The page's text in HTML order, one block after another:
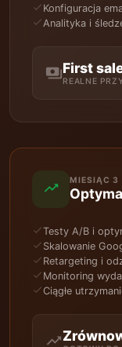
check Konfiguracja
check Analityka i
paymentsFirst
REALNE
trending_up MIESIĄC 3
checkTesty A/B i
check Skalowanie
check Retargeting i
check Monitoring
checkCiągłe
trending_up